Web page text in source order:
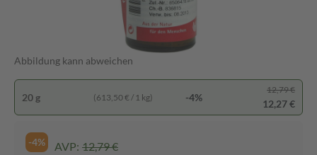
Abbildung kann abweichen
20 g (613,50 € / 1 kg) -4%
12,79 €
12,27 €
-4% AVP: 12,79 €